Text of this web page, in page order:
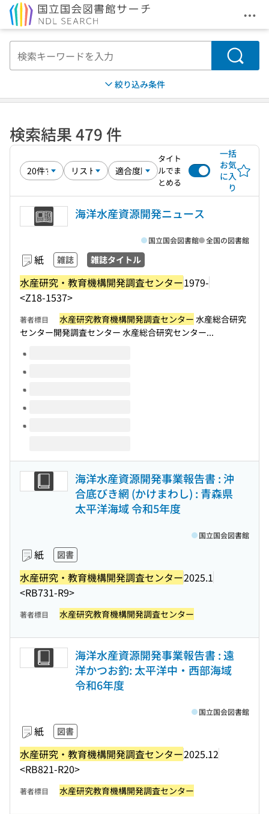
メ
検索
絞り込み条件
検索結果 479 件
タイト
ルでま
とめる
一括
お気
に入
り
海洋水産資源開発ニュース
紙 雑誌 雑誌タイトル
水産研究・教育機構開発調査センター1979-
<Z18-1537>
国立国会図書館 全国の図書館
著者標目 水産研究教育機構開発調査センター 水産総合研究
センター開発調査センター 水産総合研究センター...
このタイトルの巻号
海洋水産資源開発事業報告書 : 沖
合底びき網 (かけまわし) : 青森県
太平洋海域 令和5年度
紙 図書
水産研究・教育機構開発調査センター2025.1
<RB731-R9>
国立国会図書館
著者標目 水産研究教育機構開発調査センター
海洋水産資源開発事業報告書 : 遠
洋かつお釣: 太平洋中・西部海域
令和6年度
紙 図書
水産研究・教育機構開発調査センター2025.12
<RB821-R20>
国立国会図書館
著者標目 水産研究教育機構開発調査センター